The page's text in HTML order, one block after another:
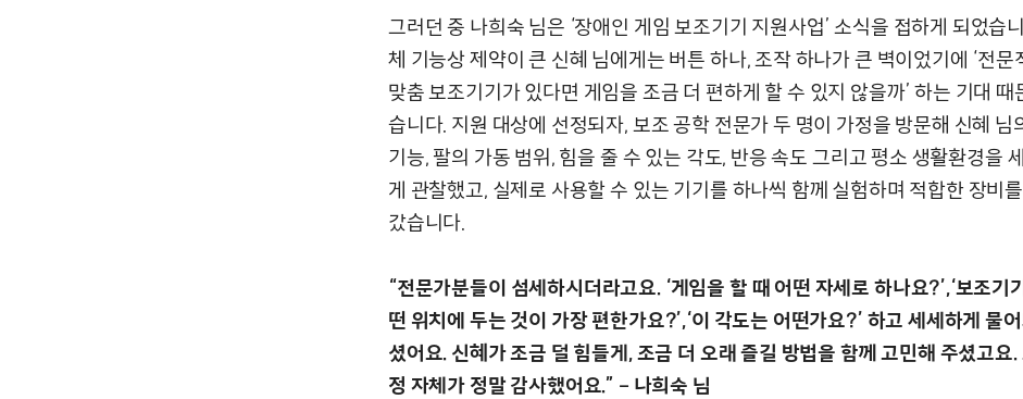
그러던 중 나희숙 님은 ‘장애인 게임 보조기기 지원사업’ 소식을 접하게 되었습
체 기능상 제약이 큰 신혜 님에게는 버튼 하나, 조작 하나가 큰 벽이었기에 ‘전문
맞춤 보조기기가 있다면 게임을 조금 더 편하게 할 수 있지 않을까’ 하는 기대 때
습니다. 지원 대상에 선정되자, 보조 공학 전문가 두 명이 가정을 방문해 신혜 님
기능, 팔의 가동 범위, 힘을 줄 수 있는 각도, 반응 속도 그리고 평소 생활환경을
게 관찰했고, 실제로 사용할 수 있는 기기를 하나씩 함께 실험하며 적합한 장비
갔습니다.
“전문가분들이 섬세하시더라고요. ‘게임을 할 때 어떤 자세로 하나요?’,‘보조기
떤 위치에 두는 것이 가장 편한가요?’,‘이 각도는 어떤가요?’ 하고 세세하게 물
셨어요. 신혜가 조금 덜 힘들게, 조금 더 오래 즐길 방법을 함께 고민해 주셨고요.
정 자체가 정말 감사했어요.” – 나희숙 님